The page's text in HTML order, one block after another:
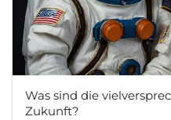
Was sind die
Zukunft?